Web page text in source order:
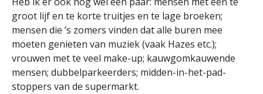
groot lijf en te korte truitjes en te lage broeken;
mensen die ’s zomers vinden dat alle buren mee
moeten genieten van muziek (vaak Hazes etc.);
vrouwen met te veel make-up; kauwgomkauwende
mensen; dubbelparkeerders; midden-in-het-pad-
stoppers van de supermarkt.